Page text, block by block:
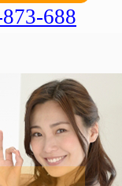
688